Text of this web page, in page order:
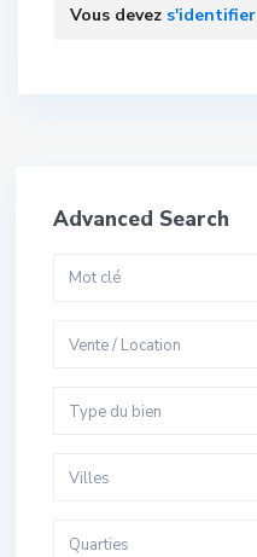
Vous devez s'identifier
Advanced Search
Vente / Location
Type du bien
Villes
Quarties